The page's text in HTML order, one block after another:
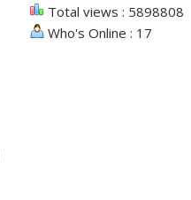
Total views : 5898808
Who's Online : 17